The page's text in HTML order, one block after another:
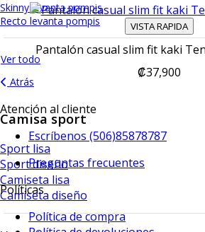
Skinny levanta pompis
Recto levanta pompis
Wide leg
Ver todo
Atrás
Camisa sport
Sport lisa
Sport diseño
Camiseta lisa
Camiseta diseño
VISTA RAPIDA
Pantalón casual slim fit kaki
₡37,900
Atención al cliente
Escríbenos (506)85878787
Preguntas frecuentes
Políticas
Política de compra